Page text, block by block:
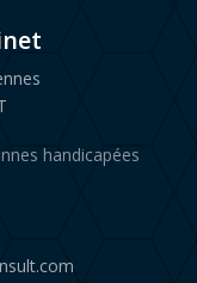
handicapées